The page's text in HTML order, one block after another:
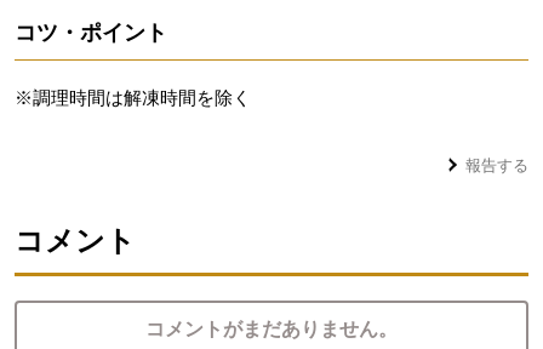
コツ・ポイント
※調理時間は解凍時間を除く
報告する
コメント
コメントがまだありません。